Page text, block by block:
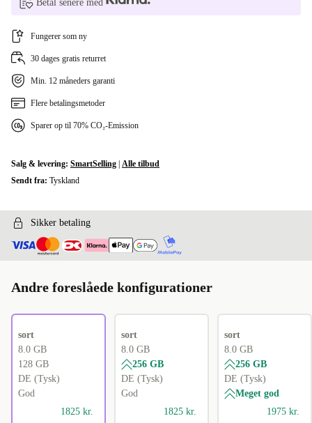
Betal senere med
Fungerer som ny
30 dages gratis returret
Min. 12 måneders garanti
Flere betalingsmetoder
Sparer op til 70% CO₂-Emission
Salg & levering: SmartSelling Alle tilbud
Sendt fra: Tyskland
Sikker betaling
Andre foreslåede konfigurationer
sort
8.0 GB
128 GB
DE (Tysk)
God
1825 kr.
sort
8.0 GB
256 GB
DE (Tysk)
God
1825 kr.
sort
8.0 GB
256 GB
DE (Tysk)
Meget god
1975 kr.